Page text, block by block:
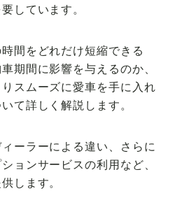
しています。
間をどれだけ短縮できる
期間に影響を与えるのか、
スムーズに愛車を手に入れ
て詳しく解説します。
ーラーによる違い、さらに
ョンサービスの利用など、
します。